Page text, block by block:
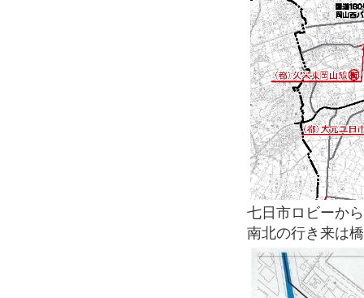
七日市ロビーか
南北の行き来は